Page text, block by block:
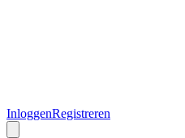
InloggenRegistreren